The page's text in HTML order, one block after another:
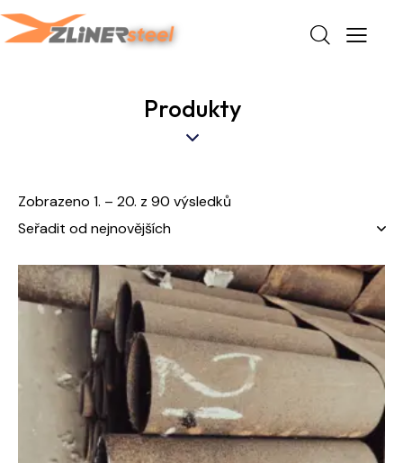
Produkty
Zobrazeno 1. – 20. z 90 výsledků